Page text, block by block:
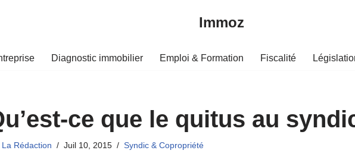
Immoz
Diagnostic immobilier Emploi & Formation Fiscalité
ce que le quitus au
La Rédaction Juil 10, 2015 Syndic & Copropriété